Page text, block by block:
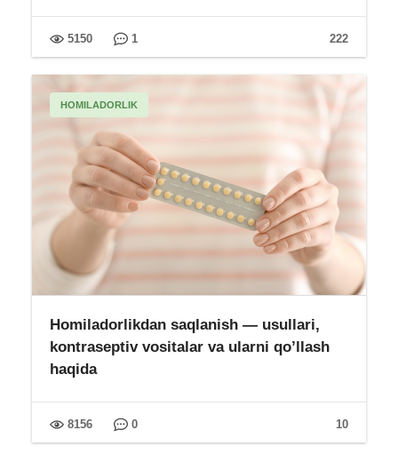
222
5150 1
HOMILADORLIK
Homiladorlikdan saqlanish — usullari,
kontraseptiv vositalar va ularni qo’llash
haqida
10
8156 0